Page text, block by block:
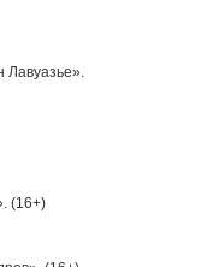
Лавуазье».
(16+)